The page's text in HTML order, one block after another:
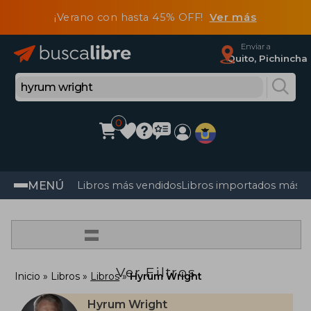
¡Verano con hasta 45% OFF! Ver más
Enviar a
Quito, Pichincha
0
MENÚ Libros más vendidosLibros importados más
=
Ver Filtros
Inicio Libros Libros Hyrum Wright
Hyrum Wright